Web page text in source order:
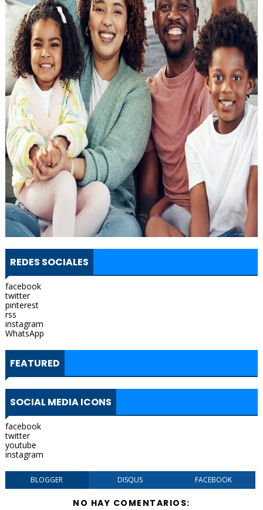
REDES SOCIALES
facebook
twitter
pinterest
rss
instagram
WhatsApp
FEATURED
SOCIAL MEDIA ICONS
facebook
twitter
youtube
instagram
BLOGGER DISQUS FACEBOOK
NO HAY COMENTARIOS: